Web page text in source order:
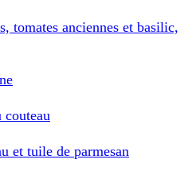
tomates anciennes et basilic,
couteau
et tuile de parmesan